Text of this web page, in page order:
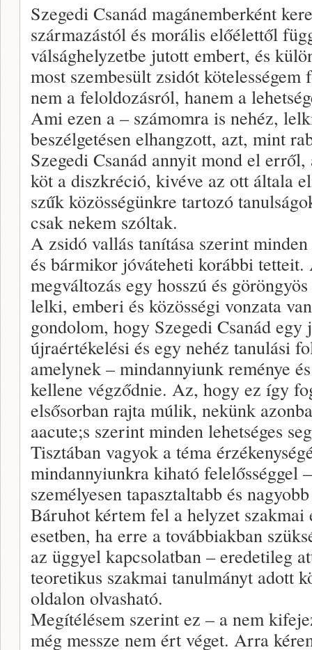
Szegedi Csanád magánemberként
származástól és morális előélettől
válsághelyzetbe jutott embert, és
most szembesült zsidót
nem a feloldozásról, hanem a
Ami ezen a – számomra is nehéz,
beszélgetésen elhangzott, azt, mint
Szegedi Csanád annyit mond el
köt a diszkréció, kivéve az ott általa
szűk közösségünkre tartozó
csak nekem szóltak.
A zsidó vallás tanítása szerint
és bármikor jóváteheti korábbi
megváltozás egy hosszú és
lelki, emberi és közösségi vonzata
gondolom, hogy Szegedi Csanád
újraértékelési és egy nehéz tanulási
amelynek – mindannyiunk reménye
kellene végződnie. Az, hogy ez így
elsősorban rajta múlik, nekünk
aacute;s szerint minden lehetséges
Tisztában vagyok a téma
mindannyiunkra kiható felelősséggel
személyesen tapasztaltabb és
Báruhot kértem fel a helyzet szakmai
esetben, ha erre a továbbiakban
az üggyel kapcsolatban – eredetileg
teoretikus szakmai tanulmányt adott
oldalon olvasható.
Megítélésem szerint ez – a nem
még messze nem ért véget. Arra